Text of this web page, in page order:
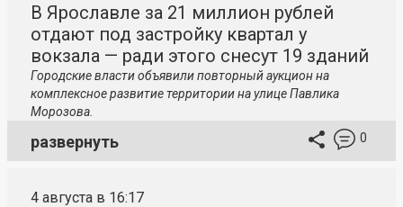
В Ярославле за 21 миллион рублей
отдают под застройку квартал у
вокзала — ради этого снесут 19 зданий
Городские власти объявили повторный аукцион на
комплексное развитие территории на улице Павлика
Морозова.
развернуть 0
4 августа в 16:17